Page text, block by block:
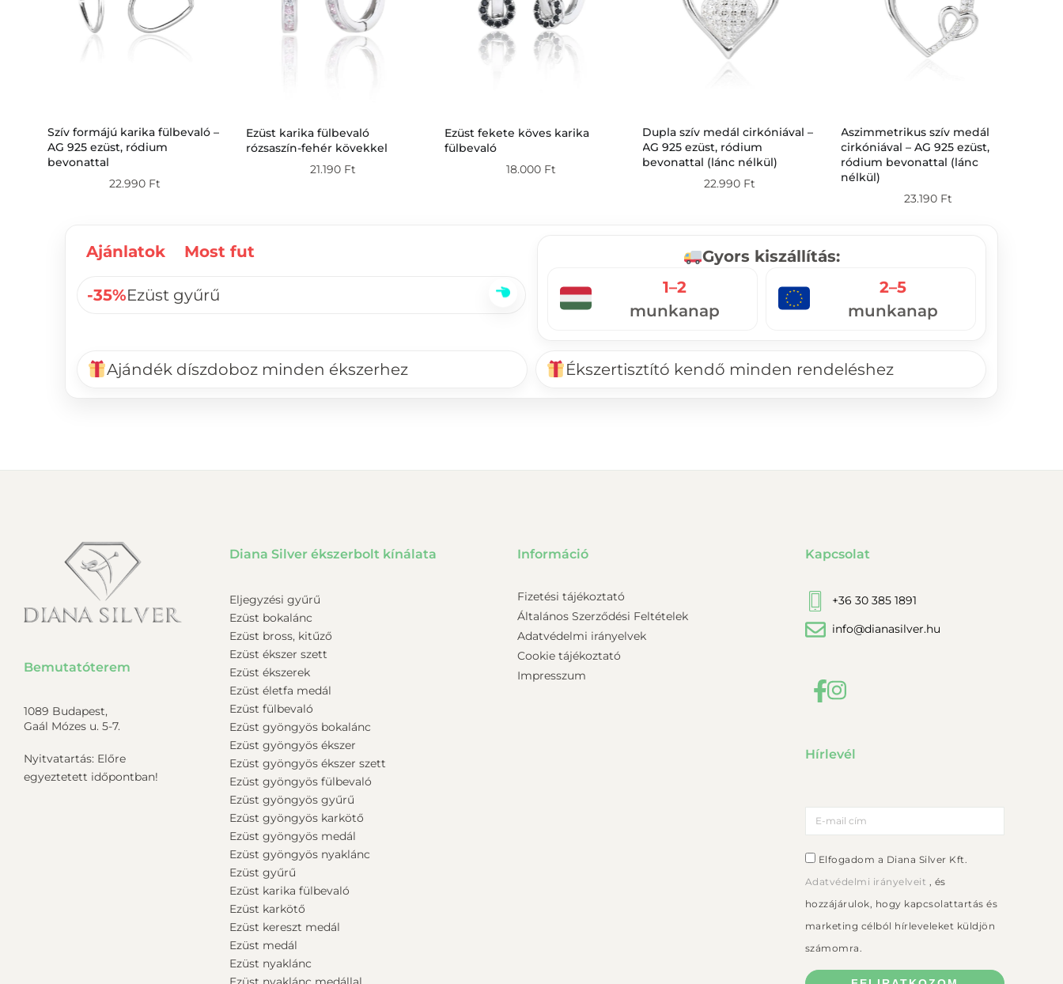
Szív formájú karika fülbevaló –
AG 925 ezüst, ródium
bevonattal
22.990 Ft
Ezüst karika fülbevaló
rózsaszín-fehér kövekkel
21.190 Ft
Ezüst fekete köves karika
fülbevaló
18.000 Ft
Dupla szív medál cirkóniával –
AG 925 ezüst, ródium
bevonattal (lánc nélkül)
22.990 Ft
Aszimmetrikus szív medál
cirkóniával – AG 925 ezüst,
ródium bevonattal (lánc
nélkül)
23.190 Ft
Ajánlatok Most fut
-35%Ezüst gyűrű
Gyors kiszállítás:
1–2
munkanap
2–5
munkanap
Ajándék díszdoboz minden ékszerhez Ékszertisztító kendő minden rendeléshez
Bemutatóterem
1089 Budapest,
Gaál Mózes u. 5-7.
Nyitvatartás: Előre
egyeztetett időpontban!
Diana Silver ékszerbolt kínálata
Eljegyzési gyűrű
Ezüst bokalánc
Ezüst bross, kitűző
Ezüst ékszer szett
Ezüst ékszerek
Ezüst életfa medál
Ezüst fülbevaló
Ezüst gyöngyös bokalánc
Ezüst gyöngyös ékszer
Ezüst gyöngyös ékszer szett
Ezüst gyöngyös fülbevaló
Ezüst gyöngyös gyűrű
Ezüst gyöngyös karkötő
Ezüst gyöngyös medál
Ezüst gyöngyös nyaklánc
Ezüst gyűrű
Ezüst karika fülbevaló
Ezüst karkötő
Ezüst kereszt medál
Ezüst medál
Ezüst nyaklánc
Információ
Fizetési tájékoztató
Általános Szerződési Feltételek
Adatvédelmi irányelvek
Cookie tájékoztató
Impresszum
Kapcsolat
+36 30 385 1891
info@dianasilver.hu
Hírlevél
Elfogadom a Diana Silver Kft.
Adatvédelmi irányelveit , és
hozzájárulok, hogy kapcsolattartás és
marketing célból hírleveleket küldjön
számomra.